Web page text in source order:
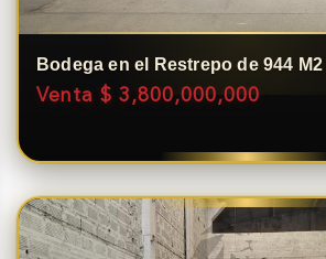
Bodega en el Restrepo de 944 M2
Venta $ 3,800,000,000